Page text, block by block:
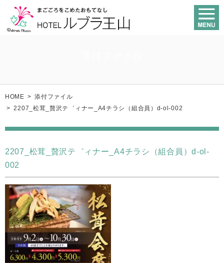
HOME > 添付ファイル
> 2207_松茸_贅沢テ゛ィナー_A4チラシ（組合員）d-ol-002
2207_松茸_贅沢テ゛ィナー_A4チラシ（組合員）d-ol-
002